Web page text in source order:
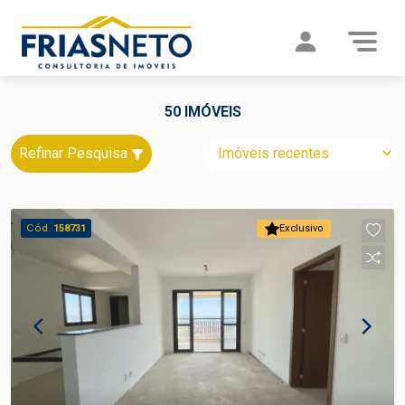
50 IMÓVEIS
Refinar Pesquisa
Exclusivo
Cód. 158731